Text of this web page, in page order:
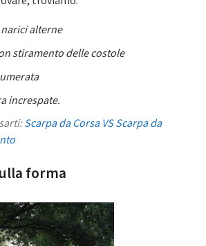
alterne
stiramento delle costole
increspate.
Scarpa da Corsa VS Scarpa da
forma